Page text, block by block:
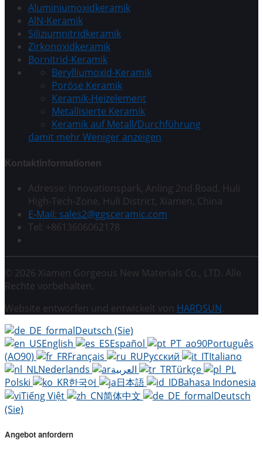
Aluminiumoxidkeramik
AlN-Keramik
Siliziumnitridkeramik
Zirkonoxidkeramik
Bornitrid-Keramik
Berylliumoxid-Keramik
Poröse Keramik
Keramik-Heizelement
Metallisierte Keramik
Keramik auf Metall/Durchführung
damit mehrWeniger anzeigen
Kontaktinformationen
Adresse: Innovationspark, Anling 2nd Road, Huli
High-Tech-Zone, Huli District, Xiamen, China
E-Mail: sales2@ggsceramic.com
Tel: +8613606062178
© 2026 Xiamen Gorgeous New Materials Co., LTD. Alle
Rechte vorbehalten.
Website entworfen und entwickelt von HARDSUN.
Deutsch (Sie)
English
Español
Português
(AO90)
Français Русский
Italiano
Nederlands
Türkçe
Polski
한국어 日本語
Bahasa Indonesia
Tiếng Việt
简体中文
Deutsch
(Sie)
Angebot anfordern